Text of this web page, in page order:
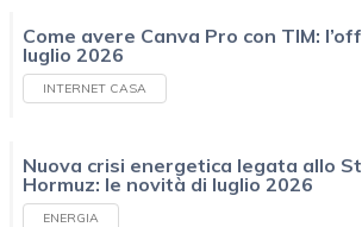
Come avere Canva Pro con TIM:
luglio 2026
INTERNET CASA
Nuova crisi energetica legata allo
Hormuz: le novità di luglio 2026
ENERGIA